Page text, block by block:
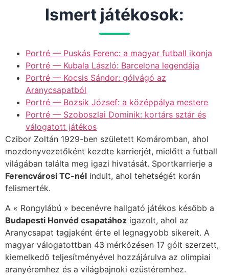
Ismert játékosok:
Portré — Puskás Ferenc: a magyar futball ikonja
Portré — Kubala László: Barcelona legendája
Portré — Kocsis Sándor: gólvágó az
Aranycsapatból
Portré — Bozsik József: a középpálya mestere
Portré — Szoboszlai Dominik: kortárs sztár és
válogatott játékos
Czibor Zoltán 1929-ben született Komáromban, ahol
mozdonyvezetőként kezdte karrierjét, mielőtt a futball
világában találta meg igazi hivatását. Sportkarrierje a
Ferencvárosi TC-nél indult, ahol tehetségét korán
felismerték.
A « Rongylábú » becenévre hallgató játékos később a
Budapesti Honvéd csapatához igazolt, ahol az
Aranycsapat tagjaként érte el legnagyobb sikereit. A
magyar válogatottban 43 mérkőzésen 17 gólt szerzett,
kiemelkedő teljesítményével hozzájárulva az olimpiai
aranyéremhez és a világbajnoki ezüstéremhez.